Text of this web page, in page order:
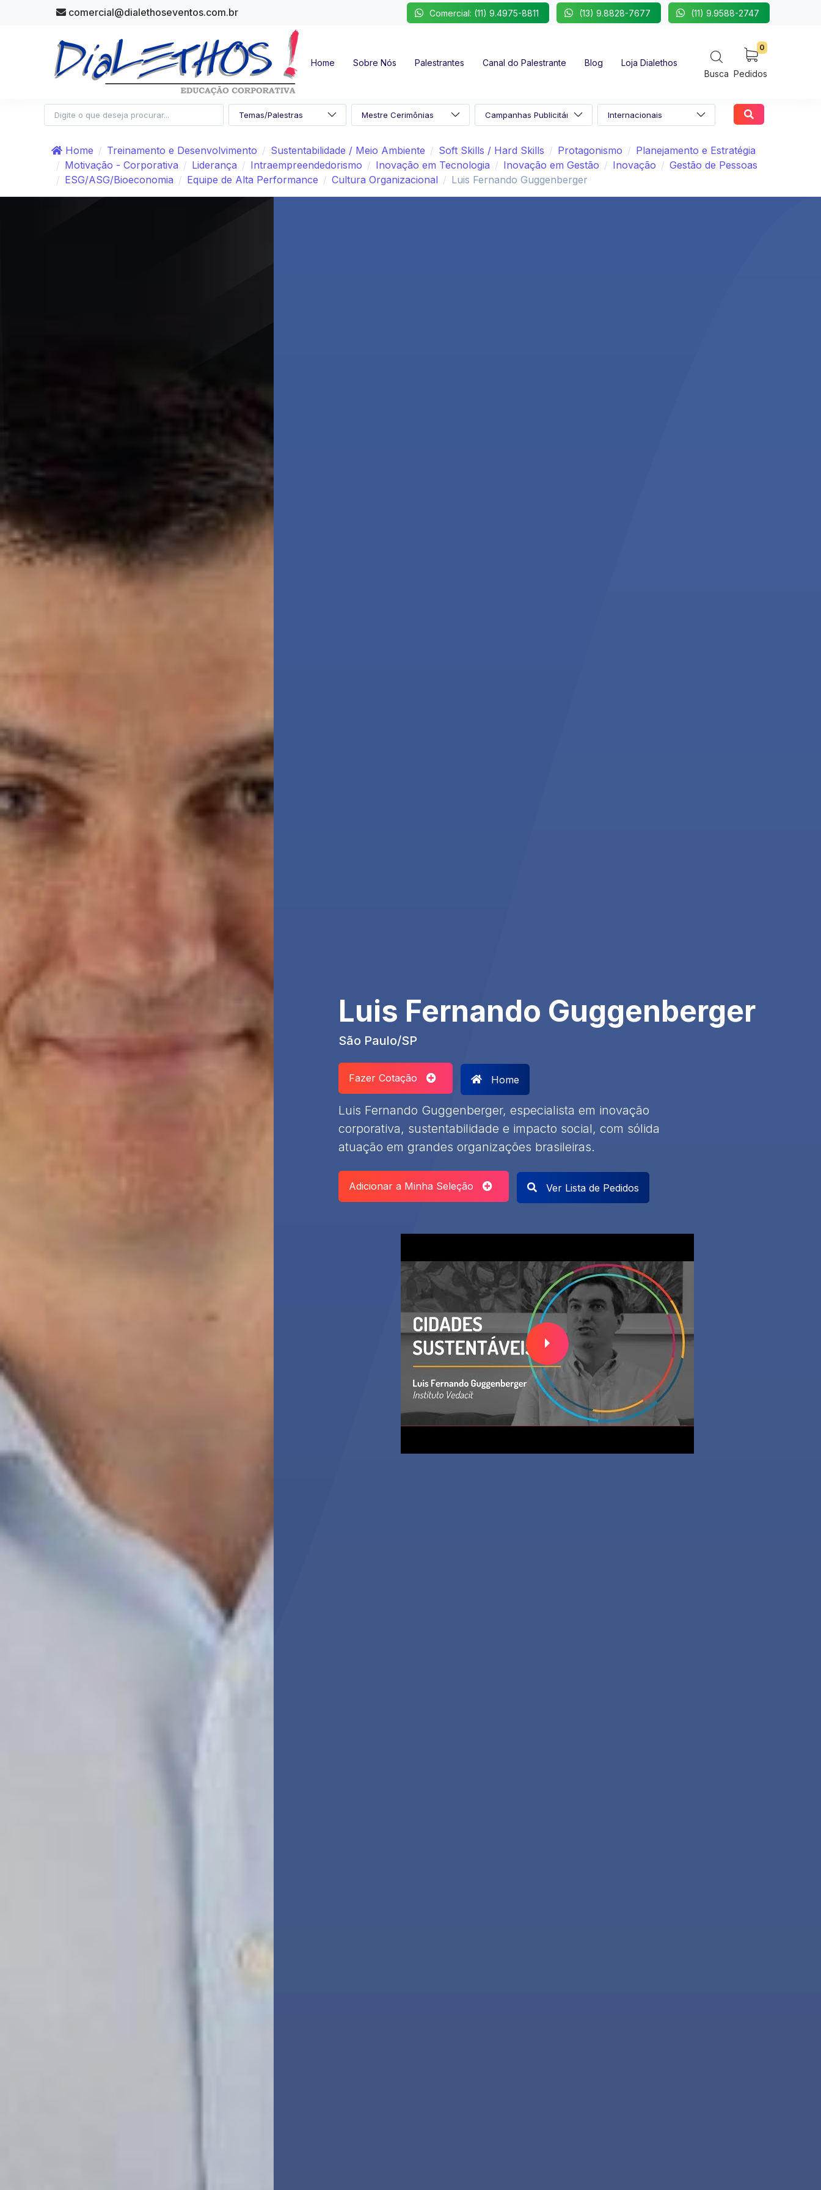
comercial@dialethoseventos.com.br Comercial: (11) 9.4975-8811 (13) 9.8828-7677 (11) 9.9588-2747
Home Sobre Nós Palestrantes Canal do Palestrante Blog
Loja Dialethos
Busca
0
Pedidos
Home Treinamento e Desenvolvimento Sustentabilidade / Meio Ambiente Soft Skills / Hard Skills Protagonismo
Planejamento e Estratégia
Motivação - Corporativa
Liderança Intraempreendedorismo Inovação em Tecnologia Inovação em Gestão Inovação
Gestão de Pessoas
ESG/ASG/Bioeconomia
Equipe de Alta Performance Cultura Organizacional Luis Fernando Guggenberger
Luis Fernando Guggenberger
São Paulo/SP
Fazer Cotação Home
Luis Fernando Guggenberger, especialista em inovação
corporativa, sustentabilidade e impacto social, com sólida
atuação em grandes organizações brasileiras.
Adicionar a Minha Seleção Ver Lista de Pedidos